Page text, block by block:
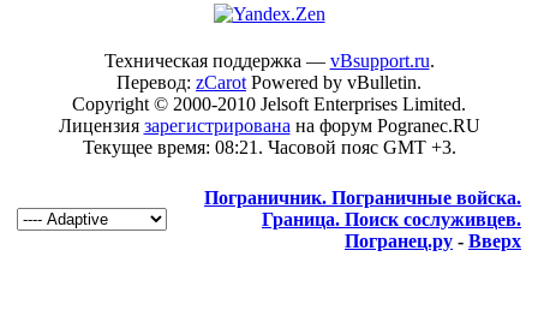
Техническая поддержка — vBsupport.ru.
Перевод: zCarot Powered by vBulletin.
Copyright © 2000-2010 Jelsoft Enterprises Limited.
Лицензия зарегистрирована на форум Pogranec.RU
Текущее время: 08:21 . Часовой пояс GMT +3.
Пограничник. Пограничные войска.
Граница. Поиск сослуживцев.
Погранец.ру - Вверх